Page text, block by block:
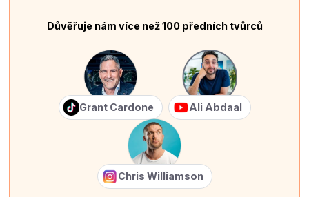
Důvěřuje nám více než 100 předních tvůrců
Grant Cardone Ali Abdaal
Chris Williamson